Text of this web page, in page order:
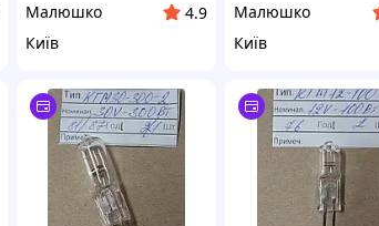
Малюшко
4.9
Київ
Малюшко
Київ